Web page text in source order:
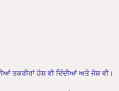
ਤਕਰੀਰਾਂ ਹੋਸ਼ ਵੀ ਦਿੰਦੀਆਂ ਅਤੇ ਜੋਸ਼ ਵੀ।